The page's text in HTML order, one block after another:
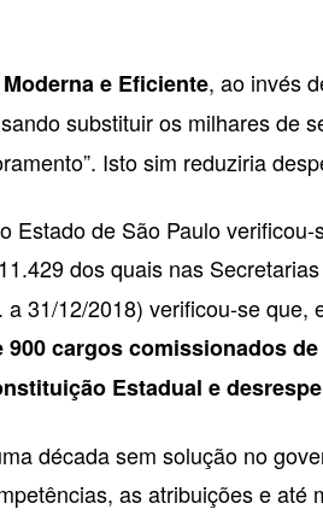
e Eficiente, ao invés
substituir os milhares de
Isto sim reduziria
de São Paulo
dos quais nas
a 31/12/2018) verificou-se que,
900 cargos comissionados
Estadual e
década sem solução no
as atribuições e até